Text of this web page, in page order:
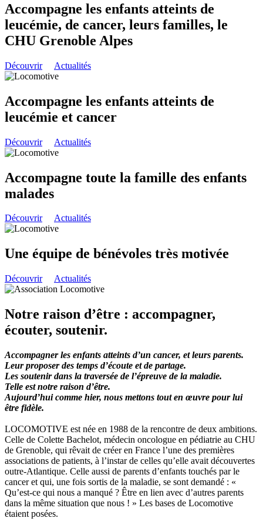
Accompagne les enfants atteints de
leucémie, de cancer, leurs familles, le
CHU Grenoble Alpes
Découvrir Actualités
Accompagne les enfants atteints de
leucémie et cancer
Découvrir Actualités
Accompagne toute la famille des enfants
malades
Découvrir Actualités
Une équipe de bénévoles très motivée
Découvrir Actualités
Notre raison d’être : accompagner,
écouter, soutenir.
Accompagner les enfants atteints d’un cancer, et leurs parents.
Leur proposer des temps d’écoute et de partage.
Les soutenir dans la traversée de l’épreuve de la maladie.
Telle est notre raison d’être.
Aujourd’hui comme hier, nous mettons tout en œuvre pour lui
être fidèle.
LOCOMOTIVE est née en 1988 de la rencontre de deux ambitions.
Celle de Colette Bachelot, médecin oncologue en pédiatrie au CHU
de Grenoble, qui rêvait de créer en France l’une des premières
associations de patients, à l’instar de celles qu’elle avait découvertes
outre-Atlantique. Celle aussi de parents d’enfants touchés par le
cancer et qui, une fois sortis de la maladie, se sont demandé : «
Qu’est-ce qui nous a manqué ? Être en lien avec d’autres parents
dans la même situation que nous ! » Les bases de Locomotive
étaient posées.